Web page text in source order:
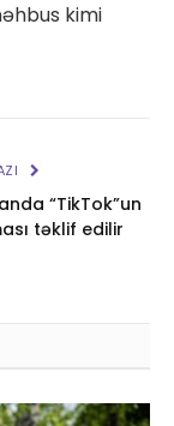
kimi
“TikTok”un
təklif edilir